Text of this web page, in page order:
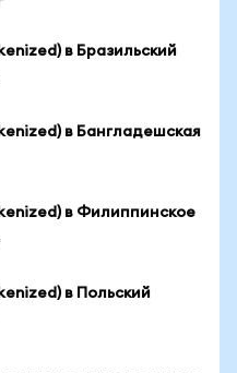
в Бразильский
в Бангладешская
в Филиппинское
в Польский